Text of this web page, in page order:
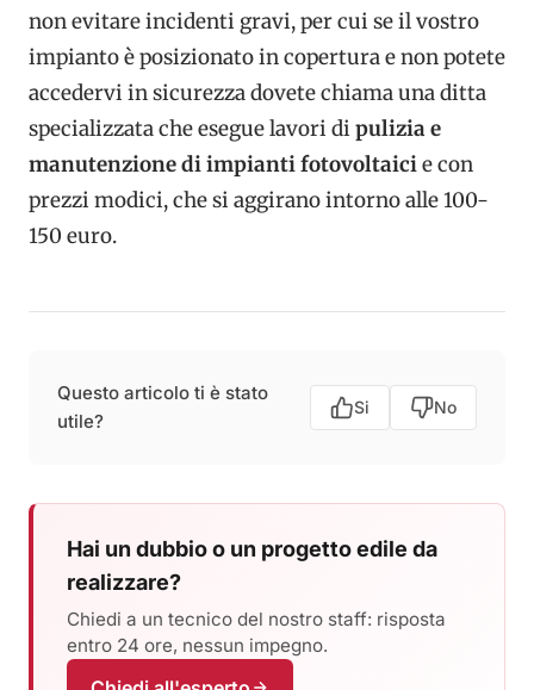
non evitare incidenti gravi, per cui se il vostro
impianto è posizionato in copertura e non potete
accedervi in sicurezza dovete chiama una ditta
specializzata che esegue lavori di pulizia e
manutenzione di impianti fotovoltaicie con
prezzi modici, che si aggirano intorno alle 100-
150 euro.
Questo articolo ti è stato
utile?
Si No
Hai un dubbio o un progetto edile da
realizzare?
Chiedi a un tecnico del nostro staff: risposta
entro 24 ore, nessun impegno.